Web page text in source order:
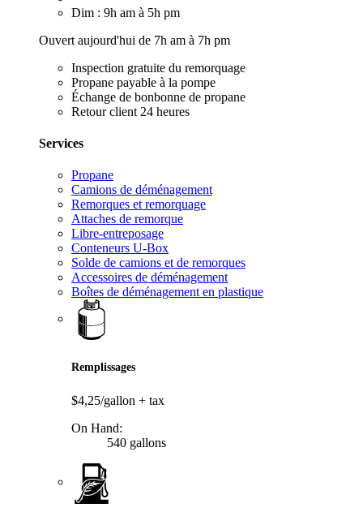
Dim : 9h am à 5h pm
Ouvert aujourd'hui de 7h am à 7h pm
Inspection gratuite du remorquage
Propane payable à la pompe
Échange de bonbonne de propane
Retour client 24 heures
Services
Propane
Camions de déménagement
Remorques et remorquage
Attaches de remorque
Libre-entreposage
Conteneurs U-Box
Solde de camions et de remorques
Accessoires de déménagement
Boîtes de déménagement en plastique
Remplissages
$4,25/gallon + tax
On Hand:
540 gallons